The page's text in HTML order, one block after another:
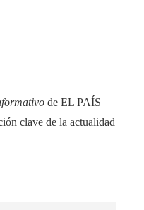
de EL PAÍS
clave de la actualidad